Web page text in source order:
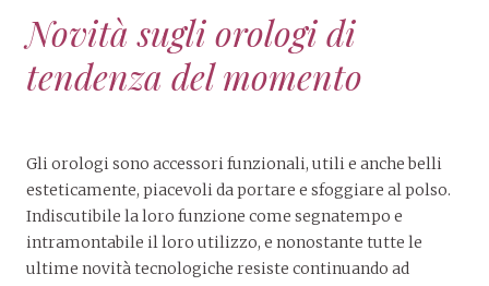
Novità sugli orologi di
tendenza del momento
Gli orologi sono accessori funzionali, utili e anche belli
esteticamente, piacevoli da portare e sfoggiare al polso.
Indiscutibile la loro funzione come segnatempo e
intramontabile il loro utilizzo, e nonostante tutte le
ultime novità tecnologiche resiste continuando ad